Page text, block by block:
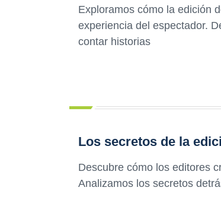
Exploramos cómo la edición
experiencia del espectador.
contar historias
Los secretos de la
Descubre cómo los editores
Analizamos los secretos